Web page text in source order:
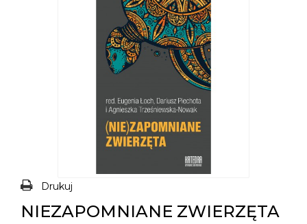
Drukuj
NIEZAPOMNIANE ZWIERZĘTA